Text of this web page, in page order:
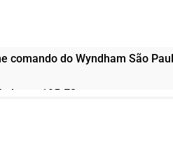
comando do Wyndham São
195-E2